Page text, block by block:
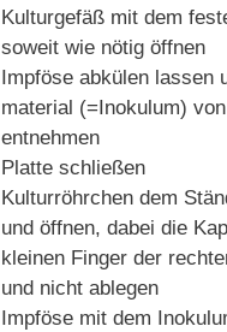
Kulturgefäß mit dem
soweit wie nötig öffnen
Impföse abkülen lassen
material (=Inokulum)
entnehmen
Platte schließen
Kulturröhrchen dem
und öffnen, dabei die
kleinen Finger der
und nicht ablegen
Impföse mit dem